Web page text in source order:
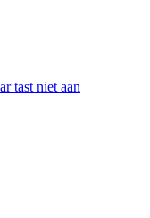
tast niet aan